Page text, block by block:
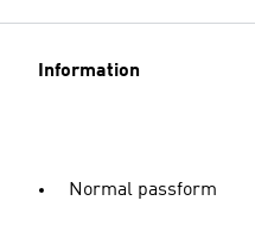
Information
Normal passform